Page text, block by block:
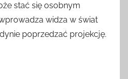
stać się osobnym
widza w świat
poprzedzać projekcję.